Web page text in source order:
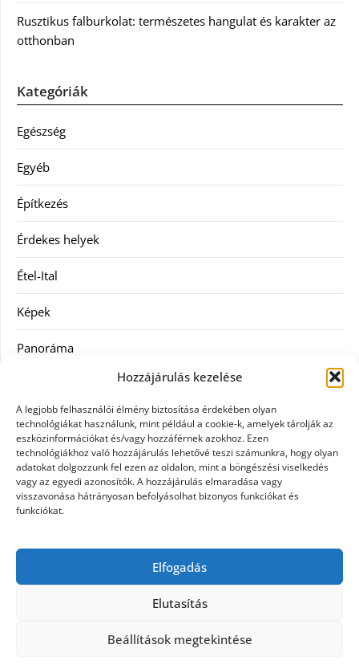
Hozzájárulás kezelése
A legjobb felhasználói élmény biztosítása érdekében olyan
technológiákat használunk, mint például a cookie-k, amelyek tárolják az
eszközinformációkat és/vagy hozzáférnek azokhoz. Ezen
technológiákhoz való hozzájárulás lehetővé teszi számunkra, hogy olyan
adatokat dolgozzunk fel ezen az oldalon, mint a böngészési viselkedés
vagy az egyedi azonosítók. A hozzájárulás elmaradása vagy
visszavonása hátrányosan befolyásolhat bizonyos funkciókat és
funkciókat.
Elfogadás
Elutasítás
Beállítások megtekintése
Rusztikus falburkolat: természetes hangulat és karakter az
otthonban
Kategóriák
Egészség
Egyéb
Építkezés
Érdekes helyek
Étel-Ital
Képek
Panoráma
Szolgáltatás
Vásárlás
Webáruházak
gin árak